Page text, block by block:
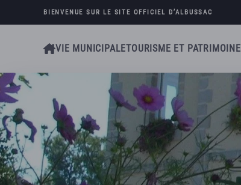
Skip to main content
BIENVENUE SUR LE SITE OFFICIEL D’ALBUSSAC
VIE MUNICIPALETOURISME ET PATRIMOINE